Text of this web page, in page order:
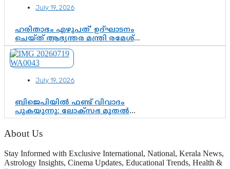
July 19, 2026
ഹരിതാഭം എഴുപത്’ ഉദ്ഘാടനം
ചെയ്ത് ആഭ്യന്തര മന്ത്രി രമേശ്
ചെന്നിത്തല; ആർ. ഹരികുമാറിന്റെ
സപ്തതി ആഘോഷങ്ങൾക്ക്
പ്രൗഢമായ തുടക്കം
July 19, 2026
ബിജെപിയിൽ ഫണ്ട് വിവാദം
പുകയുന്നു; ലോക്സഭ മുതൽ
നിയമസഭ വരെ 140 മണ്ഡലങ്ങളിലെ
ഫണ്ട് വിനിയോഗം
പരിശോധിക്കുമോ? കേന്ദ്രത്തിനും
ഘടകത്തോട് അതൃപ്തി
About Us
Stay Informed with Exclusive International, National, Kerala News,
Astrology Insights, Cinema Updates, Educational Trends, Health &